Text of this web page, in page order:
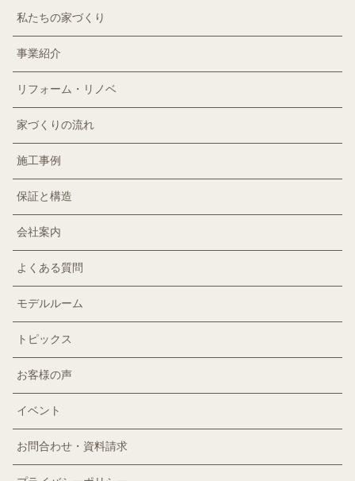
私たちの家づくり
事業紹介
リフォーム・リノベ
家づくりの流れ
施工事例
保証と構造
会社案内
よくある質問
モデルルーム
トピックス
お客様の声
イベント
お問合わせ・資料請求